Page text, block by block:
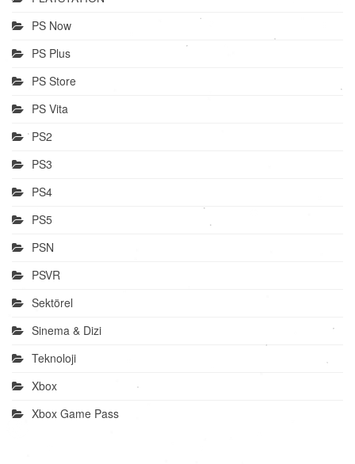
PS Now
PS Plus
PS Store
PS Vita
PS2
PS3
PS4
PS5
PSN
PSVR
Sektörel
Sinema & Dizi
Teknoloji
Xbox
Xbox Game Pass